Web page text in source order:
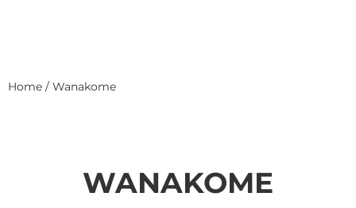
Home / Wanakome
WANAKOME